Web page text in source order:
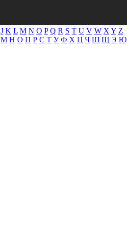
J K L M N O P Q R S T U V W X Y Z
М Н О П Р С Т У Ф Х Ц Ч Ш Щ Э Ю